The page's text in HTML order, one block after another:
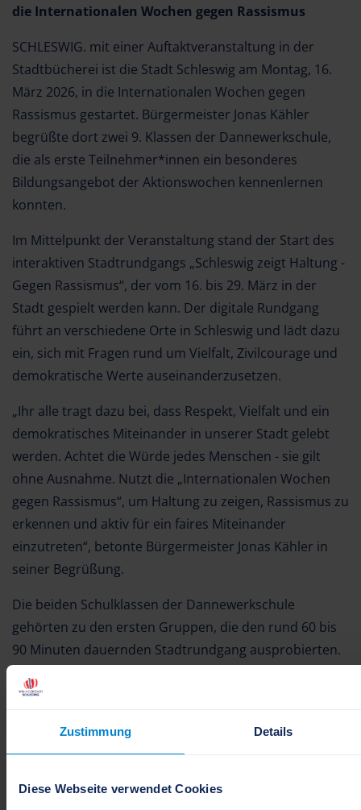
Zustimmung Details
Diese Webseite verwendet Cookies
die Internationalen Wochen gegen Rassismus
SCHLESWIG. mit einer Auftaktveranstaltung in der
Stadtbücherei ist die Stadt Schleswig am Montag, 16.
März 2026, in die Internationalen Wochen gegen
Rassismus gestartet. Bürgermeister Jonas Kähler
begrüßte dort zwei 9. Klassen der Dannewerkschule,
die als erste Teilnehmer*innen ein besonderes
Bildungsangebot der Aktionswochen kennenlernen
konnten.
Im Mittelpunkt der Veranstaltung stand der Start des
interaktiven Stadtrundgangs „Schleswig zeigt Haltung -
Gegen Rassismus“, der vom 16. bis 29. März in der
Stadt gespielt werden kann. Der digitale Rundgang
führt an verschiedene Orte in Schleswig und lädt dazu
ein, sich mit Fragen rund um Vielfalt, Zivilcourage und
demokratische Werte auseinanderzusetzen.
„Ihr alle tragt dazu bei, dass Respekt, Vielfalt und ein
demokratisches Miteinander in unserer Stadt gelebt
werden. Achtet die Würde jedes Menschen - sie gilt
ohne Ausnahme. Nutzt die „Internationalen Wochen
gegen Rassismus“, um Haltung zu zeigen, Rassismus zu
erkennen und aktiv für ein faires Miteinander
einzutreten“, betonte Bürgermeister Jonas Kähler in
seiner Begrüßung.
Die beiden Schulklassen der Dannewerkschule
gehörten zu den ersten Gruppen, die den rund 60 bis
90 Minuten dauernden Stadtrundgang ausprobierten.
mehreren Einrichtungen und Initiativen aus Schleswig.
Der Actionbound kann während der Aktionswochen
individuell per Smartphone gespielt werden, alternativ
Verfügung. Der Rundgang ist auch in einer